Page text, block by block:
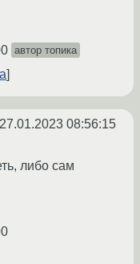
автор топика
27.01.2023 08:56:15
либо сам